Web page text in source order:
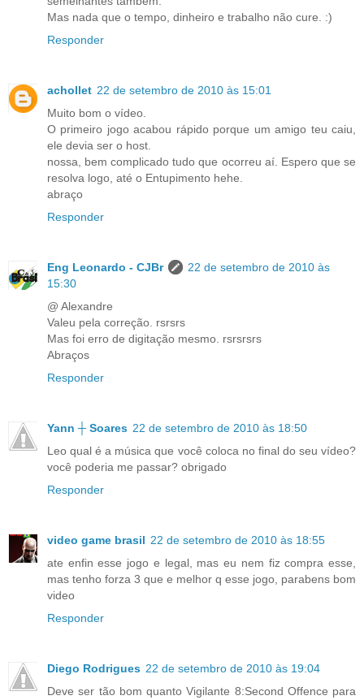
Mas nada que o tempo, dinheiro e trabalho não cure. :)
Responder
achollet 22 de setembro de 2010 às 15:01
Muito bom o vídeo.
O primeiro jogo acabou rápido porque um amigo teu caiu,
ele devia ser o host.
nossa, bem complicado tudo que ocorreu aí. Espero que se
resolva logo, até o Entupimento hehe.
abraço
Responder
Eng Leonardo - CJBr
22 de setembro de 2010 às
15:30
@ Alexandre
Valeu pela correção. rsrsrs
Mas foi erro de digitação mesmo. rsrsrsrs
Abraços
Responder
Yann ┼ Soares 22 de setembro de 2010 às 18:50
Leo qual é a música que você coloca no final do seu vídeo?
você poderia me passar? obrigado
Responder
video game brasil 22 de setembro de 2010 às 18:55
ate enfin esse jogo e legal, mas eu nem fiz compra esse,
mas tenho forza 3 que e melhor q esse jogo, parabens bom
video
Responder
Diego Rodrigues 22 de setembro de 2010 às 19:04
Deve ser tão bom quanto Vigilante 8:Second Offence para